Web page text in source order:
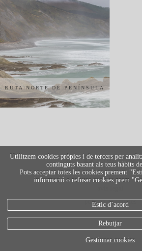
RUTA NORTE DE PENÍNSULA
IBÉRICA
política de cookies
Utilitzem cookies pròpies i de tercers per
continguts basant als teus hàbits
Pots acceptar totes les cookies prement
informació o refusar cookies prem
Estic d`acord
Rebutjar
Gestionar cookies